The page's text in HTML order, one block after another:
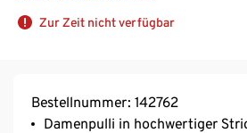
Zur Zeit nicht verfügbar
Bestellnummer: 142762
Damenpulli in hochwertiger